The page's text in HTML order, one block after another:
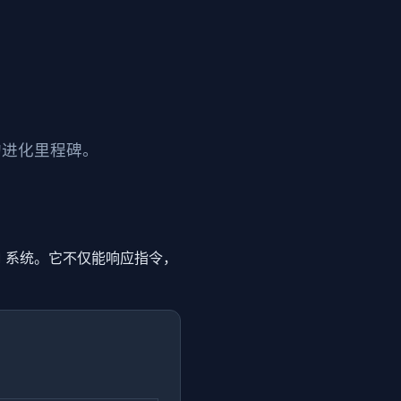
化里程碑。
统。它不仅能响应指令，